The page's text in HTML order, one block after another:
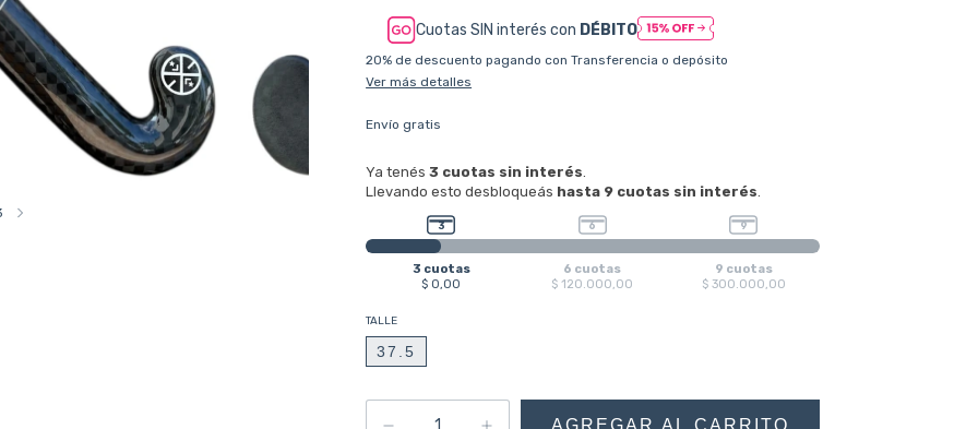
Cuotas SIN interés con DÉBITO
20% de descuento pagando con Transferencia o depósito
Ver más detalles
Envío gratis
TALLE
37.5